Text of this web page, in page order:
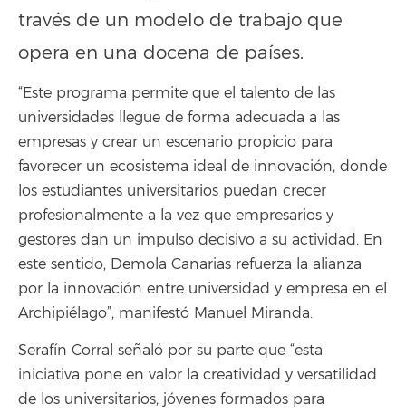
través de un modelo de trabajo que
opera en una docena de países.
“Este programa permite que el talento de las
universidades llegue de forma adecuada a las
empresas y crear un escenario propicio para
favorecer un ecosistema ideal de innovación, donde
los estudiantes universitarios puedan crecer
profesionalmente a la vez que empresarios y
gestores dan un impulso decisivo a su actividad. En
este sentido, Demola Canarias refuerza la alianza
por la innovación entre universidad y empresa en el
Archipiélago”, manifestó Manuel Miranda.
Serafín Corral señaló por su parte que “esta
iniciativa pone en valor la creatividad y versatilidad
de los universitarios, jóvenes formados para